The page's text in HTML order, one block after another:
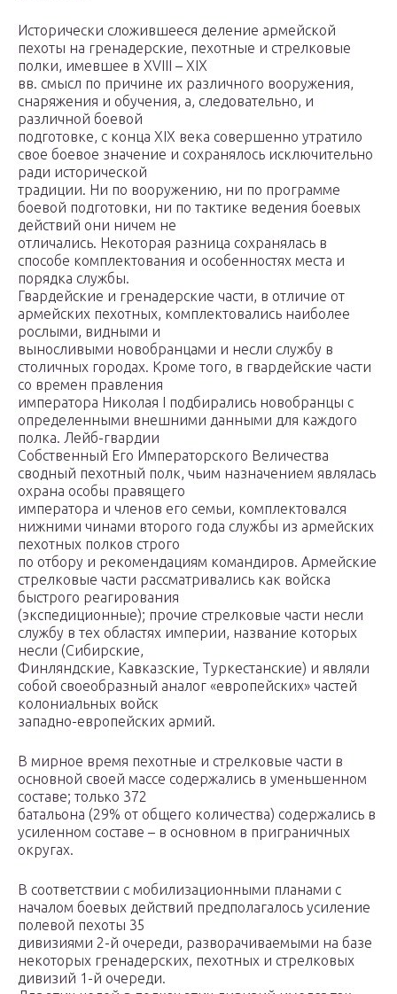
Исторически сложившееся деление армейской
пехоты на гренадерские, пехотные и стрелковые
полки, имевшее в XVIII – XIX
вв. смысл по причине их различного вооружения,
снаряжения и обучения, а, следовательно, и
различной боевой
подготовке, с конца XIX века совершенно утратило
свое боевое значение и сохранялось исключительно
ради исторической
традиции. Ни по вооружению, ни по программе
боевой подготовки, ни по тактике ведения боевых
действий они ничем не
отличались. Некоторая разница сохранялась в
способе комплектования и особенностях места и
порядка службы.
Гвардейские и гренадерские части, в отличие от
армейских пехотных, комплектовались наиболее
рослыми, видными и
выносливыми новобранцами и несли службу в
столичных городах. Кроме того, в гвардейские части
со времен правления
императора Николая I подбирались новобранцы с
определенными внешними данными для каждого
полка. Лейб-гвардии
Собственный Его Императорского Величества
сводный пехотный полк, чьим назначением являлась
охрана особы правящего
императора и членов его семьи, комплектовался
нижними чинами второго года службы из армейских
пехотных полков строго
по отбору и рекомендациям командиров. Армейские
стрелковые части рассматривались как войска
быстрого реагирования
(экспедиционные); прочие стрелковые части несли
службу в тех областях империи, название которых
несли (Сибирские,
Финляндские, Кавказские, Туркестанские) и являли
собой своеобразный аналог «европейских» частей
колониальных войск
западно-европейских армий.
В мирное время пехотные и стрелковые части в
основной своей массе содержались в уменьшенном
составе; только 372
батальона (29% от общего количества) содержались в
усиленном составе – в основном в приграничных
округах.
В соответствии с мобилизационными планами с
началом боевых действий предполагалось усиление
полевой пехоты 35
дивизиями 2-й очереди, разворачиваемыми на базе
некоторых гренадерских, пехотных и стрелковых
дивизий 1-й очереди.